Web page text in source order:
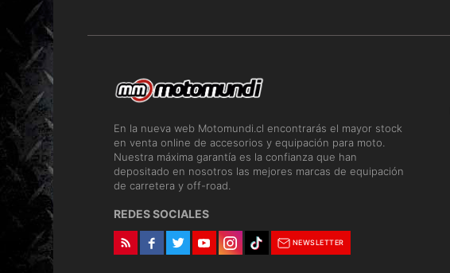
En la nueva web Motomundi.cl encontrarás el mayor stock
en venta online de accesorios y equipación para moto.
Nuestra máxima garantía es la confianza que han
depositado en nosotros las mejores marcas de equipación
de carretera y off-road.
REDES SOCIALES
NEWSLETTER